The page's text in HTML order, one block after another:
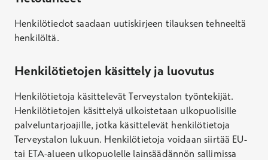
Henkilötiedot saadaan uutiskirjeen tilauksen tehneeltä
henkilöltä.
Henkilötietojen käsittely ja luovutus
Henkilötietoja käsittelevät Terveystalon työntekijät.
Henkilötietojen käsittelyä ulkoistetaan ulkopuolisille
palveluntarjoajille, jotka käsittelevät henkilötietoja
Terveystalon lukuun. Henkilötietoja voidaan siirtää EU-
tai ETA-alueen ulkopuolelle lainsäädännön sallimissa